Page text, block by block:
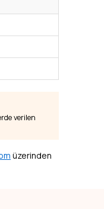
verilen
üzerinden